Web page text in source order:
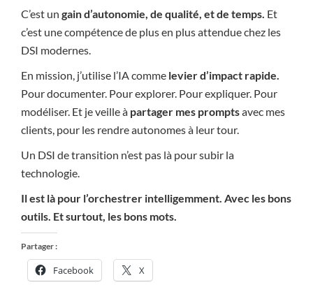
C’est un gain d’autonomie, de qualité, et de temps. Et
c’est une compétence de plus en plus attendue chez les
DSI modernes.
En mission, j’utilise l’IA comme levier d’impact rapide.
Pour documenter. Pour explorer. Pour expliquer. Pour
modéliser. Et je veille à partager mes promptsavec mes
clients, pour les rendre autonomes à leur tour.
Un DSI de transition n’est pas là pour subir la
technologie.
Il est là pour l’orchestrer intelligemment. Avec les bons
outils. Et surtout, les bons mots.
Partager :
Facebook X